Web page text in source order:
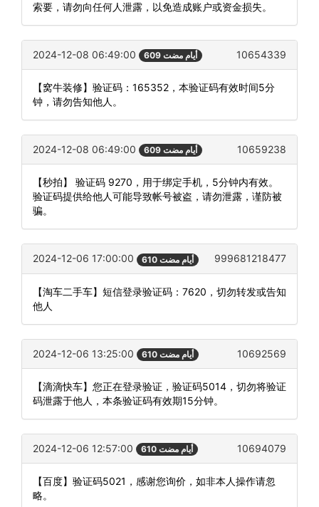
索要，请勿向任何人泄露，以免造成账户或资金损失。
2024-12-08 06:49:00 609 أيام مضت 10654339
【窝牛装修】验证码：165352，本验证码有效时间5分
钟，请勿告知他人。
2024-12-08 06:49:00 609 أيام مضت 10659238
【秒拍】 验证码 9270，用于绑定手机，5分钟内有效。
验证码提供给他人可能导致帐号被盗，请勿泄露，谨防被
骗。
2024-12-06 17:00:00 610 أيام مضت 999681218477
【淘车二手车】短信登录验证码：7620，切勿转发或告知
他人
2024-12-06 13:25:00 610 أيام مضت 10692569
【滴滴快车】您正在登录验证，验证码5014，切勿将验证
码泄露于他人，本条验证码有效期15分钟。
2024-12-06 12:57:00 610 أيام مضت 10694079
【百度】验证码5021，感谢您询价，如非本人操作请忽
略。